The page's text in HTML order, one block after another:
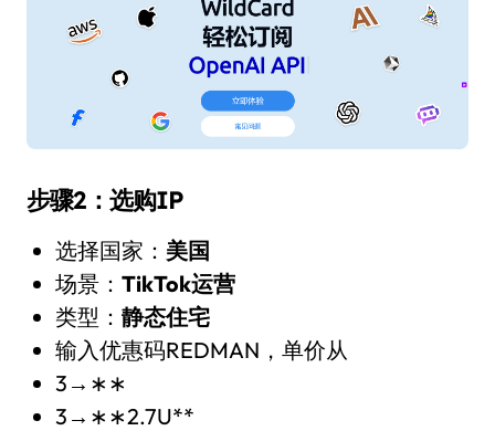
步骤2：选购IP
选择国家： 美国
场景： TikTok运营
类型： 静态住宅
输入优惠码REDMAN，单价从
3→∗∗
3→∗∗2.7U**